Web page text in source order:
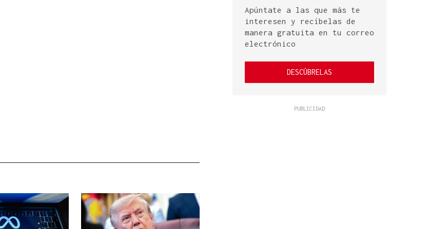
Apúntate a las que más te
interesen y recíbelas de
manera gratuita en tu correo
electrónico
DESCÚBRELAS